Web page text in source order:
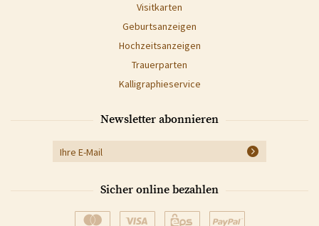
Visitkarten
Geburtsanzeigen
Hochzeitsanzeigen
Trauerparten
Kalligraphieservice
Newsletter abonnieren
Sicher online bezahlen